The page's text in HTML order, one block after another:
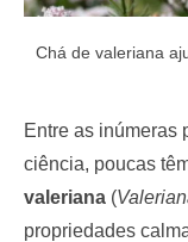
Chá de valeriana
Entre as inúmeras
ciência, poucas
valeriana (
propriedades